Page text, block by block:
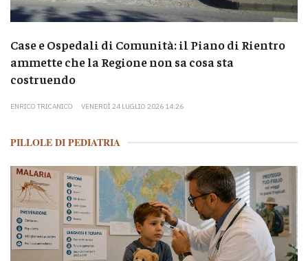
Case e Ospedali di Comunità: il Piano di Rientro
ammette che la Regione non sa cosa sta
costruendo
ENRICO TRICANICO VENERDÌ 24 LUGLIO 2026 14:26
PILLOLE DI PEDIATRIA